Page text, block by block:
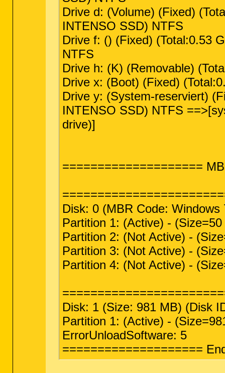
Drive d: (Volume) (Fixed)
INTENSO SSD) NTFS
Drive f: () (Fixed) (Total:0.53
NTFS
Drive h: (K) (Removable)
Drive x: (Boot) (Fixed)
Drive y: (System-reserviert)
INTENSO SSD) NTFS
drive)]
====================
Disk: 0 (MBR Code:
Partition 1: (Active) -
Partition 2: (Not Active) -
Partition 3: (Not Active) -
Partition 4: (Not Active) -
Disk: 1 (Size: 981 MB) (Disk
Partition 1: (Active) -
ErrorUnloadSoftware: 5
====================